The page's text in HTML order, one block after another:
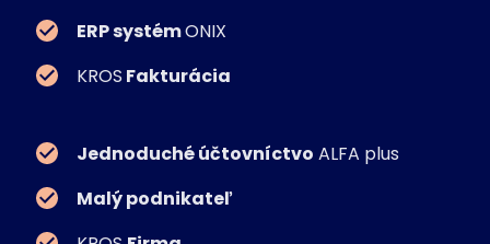
ERP systémONIX
KROS Fakturácia
Jednoduché účtovníctvo ALFA plus
Malý podnikateľ